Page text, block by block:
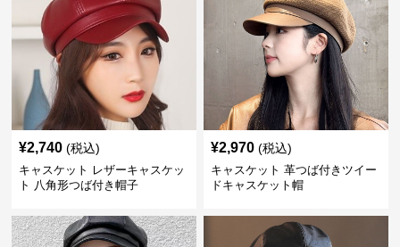
¥2,740 (税込)
キャスケット レザーキャスケッ
ト 八角形つば付き帽子
¥2,970 (税込)
キャスケット 革つば付きツイー
ドキャスケット帽